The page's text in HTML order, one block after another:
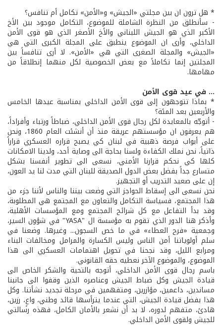
* هل ترون ان بين مجلتي «الجيش» و«الأمن» تكامل أم تنافس؟
- سأنطلق من النظرة الشاملة للموضوع، التكامل موجود بين الأخ
الأكبر الذي هو الجيش اللبناني والأخ الأصغر الذي هو قوى الأمن
الداخلي، وأرى ان الموضوع ينطبق على المجلة الكبرى التي هي
«الجيش» والمجلة الصغرى التي هي «الأمن». لا أرى تنافساً بين
المجلتين إنما تكاملاً مع بعض الخصوصية لكل منهما إنطلاقاً من
مهامها.
... في عيد قوى الأمن
* بماذا تتوجهون إلى قوى الأمن الداخلي بمناسبة عيدها الخامس
والأربعين بعد المئة؟
- أتوجّه بالمعايدة لكل رجال قوى الأمن الداخلي، ضباطاً ورتباء وأفراداً،
هم يعرفون ان مؤسستهم عريقة منذ أن أنشئت العام 1860، ونحن
على أبواب فرصة ذهبية في لبنان كي يصبح قراره العسكري قراراً
ذاتياً، نحن نملك الكفاءة ولسنا بحاجة الى وصاية أحد، ولدينا الامكانات
كلها كي نحكم قرارنا الأمني، نسعى الى تطوير أنفسنا بشكل
متسارع جداً بفضل بعض الدول الصديقة للبنان التي مدت لنا يد العون،
إن على صعيد التدريب أو التجهيز.
نحن نسعى الى إسقاط الحواجز التي وضعت بيننا والناس لأننا جزء من
هذا المجتمع، فسياسة التكامل والتعاون مع المجتمع هي المطلوبة،
وقد بدأ التفاعل مع كل شرائح المجتمع ومع المؤسسات الأهلية،
وأذكر هنا الدور الذي تقوم به مؤسسة ال "YASA" في شؤون السير،
وجمعية «فرح العطاء» في ما خص السجون... وغيرها. وضعنا في
سلم أولوياتنا أمن الناس وليس الكسارة والمرامل ومخالفات البناء
ومرابع الليل، وقد نجحنا في تحويل اهتمامات العسكري الى هذا
الموضوع، والموضوع الآخر نعطيه حقه القانوني.
باسم رجال قوى الأمن الداخلي، أتوجه بالتحية والشكر الخاص الى
قيادة الجيش وكل ضباط الجيش وعناصره الذين وقفوا الى جانبنا
مساندين، داعمين، مؤازرين، ومتفهمين في مرحلة تجديد نشأتنا. وكل
هذا بفضل قيادة الجيش، التي عندما يترأسها قائد وطني، واعٍ، رزين،
هادئ، متفهم لدوره، لا بد أن نشعر بالأمان الكامل، فهذه رسالتي
للجيش ولقوى الأمن الداخلي.